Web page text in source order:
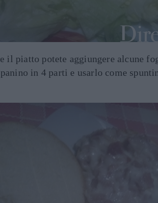
il piatto potete aggiungere alcune
in 4 parti e usarlo come